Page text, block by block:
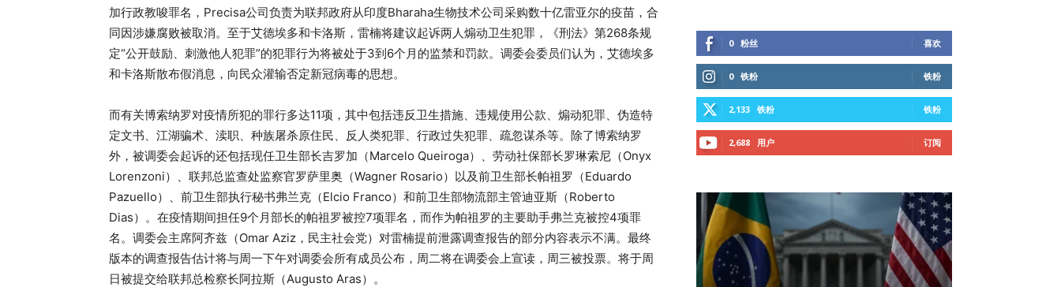
加行政教唆罪名，Precisa公司负责为联邦政府从印度Bharaha生物技术公司采购数十亿雷亚尔的疫苗，合
同因涉嫌腐败被取消。至于艾德埃多和卡洛斯，雷楠将建议起诉两人煽动卫生犯罪，《刑法》第268条规
定“公开鼓励、刺激他人犯罪”的犯罪行为将被处于3到6个月的监禁和罚款。调委会委员们认为，艾德埃多
和卡洛斯散布假消息，向民众灌输否定新冠病毒的思想。
而有关博索纳罗对疫情所犯的罪行多达11项，其中包括违反卫生措施、违规使用公款、煽动犯罪、伪造特
定文书、江湖骗术、渎职、种族屠杀原住民、反人类犯罪、行政过失犯罪、疏忽谋杀等。除了博索纳罗
外，被调委会起诉的还包括现任卫生部长吉罗加（Marcelo Queiroga）、劳动社保部长罗琳索尼（Onyx
Lorenzoni）、联邦总监查处监察官罗萨里奥（Wagner Rosario）以及前卫生部长帕祖罗（Eduardo
Pazuello）、前卫生部执行秘书弗兰克（Elcio Franco）和前卫生部物流部主管迪亚斯（Roberto
Dias）。在疫情期间担任9个月部长的帕祖罗被控7项罪名，而作为帕祖罗的主要助手弗兰克被控4项罪
名。调委会主席阿齐兹（Omar Aziz，民主社会党）对雷楠提前泄露调查报告的部分内容表示不满。最终
版本的调查报告估计将与周一下午对调委会所有成员公布，周二将在调委会上宣读，周三被投票。将于周
日被提交给联邦总检察长阿拉斯（Augusto Aras）。
0 粉丝 喜欢
0 铁粉 铁粉
2,133 铁粉 铁粉
2,688 用户 订阅